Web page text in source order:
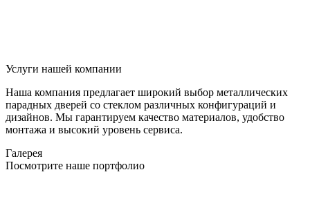
Услуги нашей компании
Наша компания предлагает широкий выбор металлических
парадных дверей со стеклом различных конфигураций и
дизайнов. Мы гарантируем качество материалов, удобство
монтажа и высокий уровень сервиса.
Галерея
Посмотрите наше портфолио